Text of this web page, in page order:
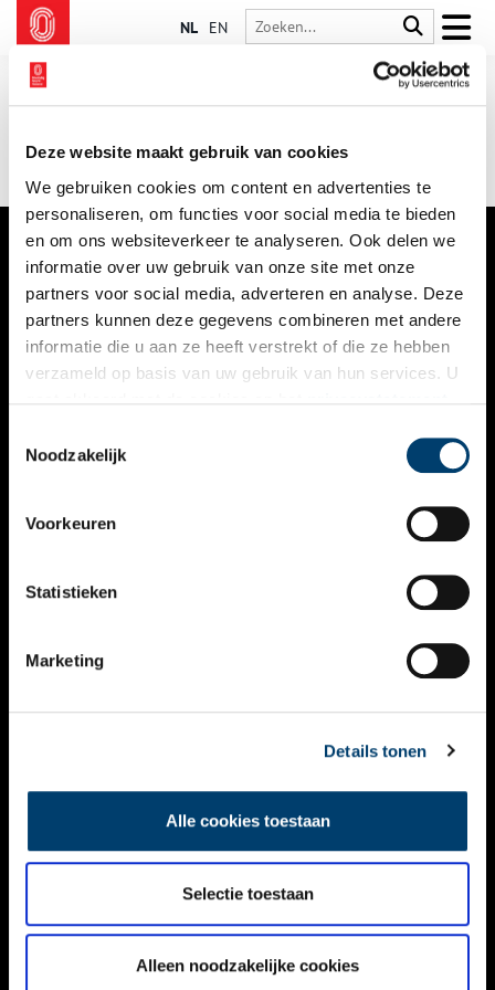
Deze website maakt gebruik van cookies
We gebruiken cookies om content en advertenties te
personaliseren, om functies voor social media te bieden
en om ons websiteverkeer te analyseren. Ook delen we
informatie over uw gebruik van onze site met onze
partners voor social media, adverteren en analyse. Deze
partners kunnen deze gegevens combineren met andere
informatie die u aan ze heeft verstrekt of die ze hebben
verzameld op basis van uw gebruik van hun services. U
Noodzakelijk
Voorkeuren
Statistieken
Marketing
Details tonen
Alle cookies toestaan
Selectie toestaan
Alleen noodzakelijke cookies
NL EN
VERHALEN
NIEUWS
KALENDER
ACTIVITEITEN
NIEUWSBRIEF
DISCLAIMER
TOEGANKELIJKHEID
Volg ONH op social media